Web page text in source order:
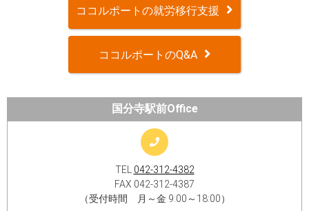
ココルポートの就労移行支援
ココルポートのQ&A
国分寺駅前Office
TEL 042-312-4382
FAX 042-312-4387
（受付時間 月～金 9:00～18:00）